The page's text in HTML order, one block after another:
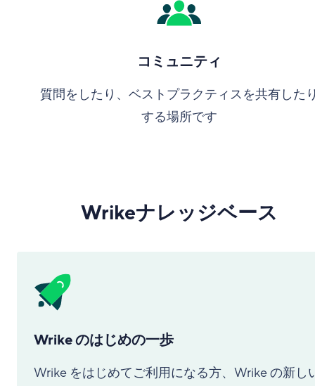
コミュニティ
質問をしたり、ベストプラクティスを共有した
する場所です
Wrikeナレッジベース
Wrike のはじめの一歩
Wrike をはじめてご利用になる方、Wrike の新し